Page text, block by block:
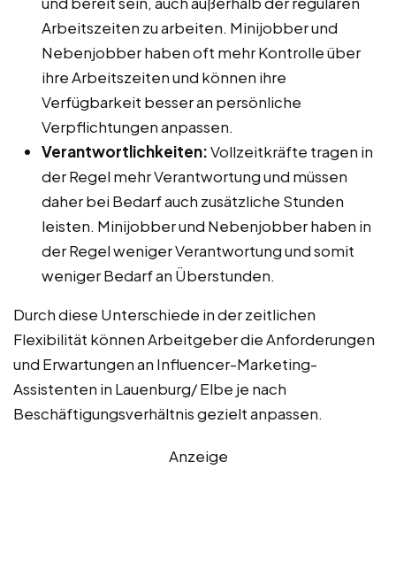
Arbeitszeiten zu arbeiten. Minijobber und
Nebenjobber haben oft mehr Kontrolle über
ihre Arbeitszeiten und können ihre
Verfügbarkeit besser an persönliche
Verpflichtungen anpassen.
Verantwortlichkeiten:Vollzeitkräfte tragen in
der Regel mehr Verantwortung und müssen
daher bei Bedarf auch zusätzliche Stunden
leisten. Minijobber und Nebenjobber haben in
der Regel weniger Verantwortung und somit
weniger Bedarf an Überstunden.
Durch diese Unterschiede in der zeitlichen
Flexibilität können Arbeitgeber die Anforderungen
und Erwartungen an Influencer-Marketing-
Assistenten in Lauenburg/ Elbe je nach
Beschäftigungsverhältnis gezielt anpassen.
Anzeige